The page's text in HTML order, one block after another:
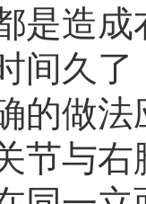
是造
间久
的做
节与